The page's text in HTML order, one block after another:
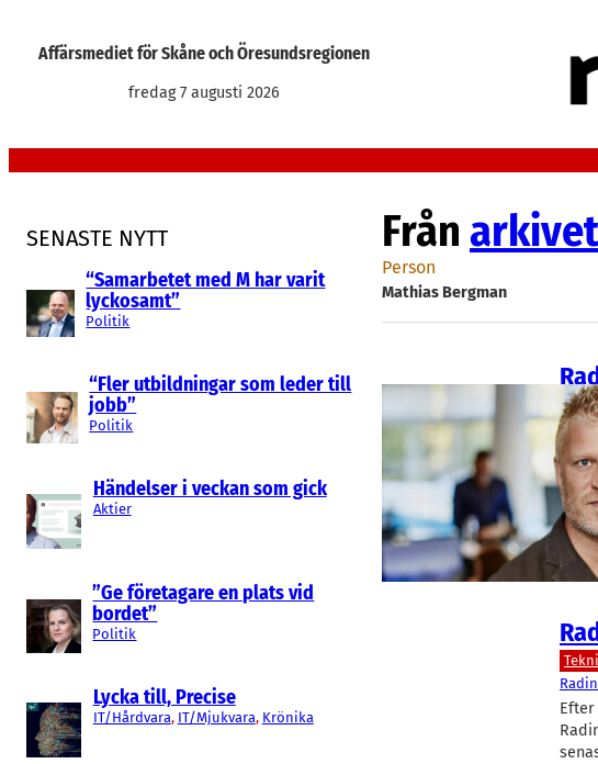
Affärsmediet för Skåne och Öresundsregionen
fredag 7 augusti 2026
SENASTE NYTT
“Samarbetet med M har varit
lyckosamt”
Politik
“Fler utbildningar som leder till
jobb”
Politik
Händelser i veckan som gick
Aktier
”Ge företagare en plats vid
bordet”
Politik
Lycka till, Precise
IT/Hårdvara, IT/Mjukvara, Krönika
Från arkivet
Person
Mathias Bergman
IT/
J2
Det
5A